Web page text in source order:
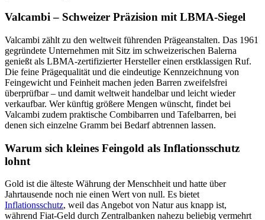
Valcambi – Schweizer Präzision mit LBMA-Siegel
Valcambi zählt zu den weltweit führenden Prägeanstalten. Das 1961
gegründete Unternehmen mit Sitz im schweizerischen Balerna
genießt als LBMA-zertifizierter Hersteller einen erstklassigen Ruf.
Die feine Prägequalität und die eindeutige Kennzeichnung von
Feingewicht und Feinheit machen jeden Barren zweifelsfrei
überprüfbar – und damit weltweit handelbar und leicht wieder
verkaufbar. Wer künftig größere Mengen wünscht, findet bei
Valcambi zudem praktische Combibarren und Tafelbarren, bei
denen sich einzelne Gramm bei Bedarf abtrennen lassen.
Warum sich kleines Feingold als Inflationsschutz
lohnt
Gold ist die älteste Währung der Menschheit und hatte über
Jahrtausende noch nie einen Wert von null. Es bietet
Inflationsschutz, weil das Angebot von Natur aus knapp ist,
während Fiat-Geld durch Zentralbanken nahezu beliebig vermehrt